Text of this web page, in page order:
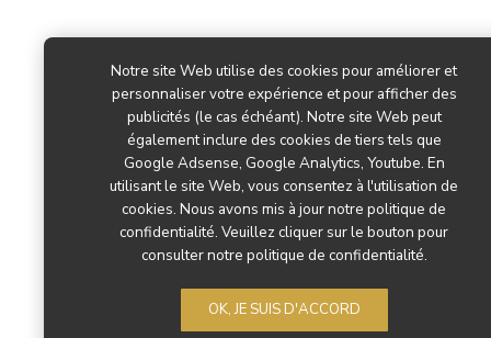
Notre site Web utilise des cookies pour améliorer et
personnaliser votre expérience et pour afficher des
publicités (le cas échéant). Notre site Web peut
également inclure des cookies de tiers tels que
Google Adsense, Google Analytics, Youtube. En
utilisant le site Web, vous consentez à l'utilisation de
cookies. Nous avons mis à jour notre politique de
confidentialité. Veuillez cliquer sur le bouton pour
consulter notre politique de confidentialité.
OK, JE SUIS D'ACCORD